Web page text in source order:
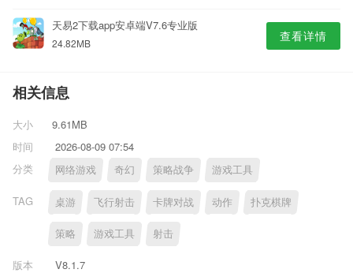
天易2下载app安卓端V7.6专业版
24.82MB 查看详情
相关信息
大小
9.61MB
时间
2026-08-09 07:54
分类
网络游戏 奇幻 策略战争 游戏工具
TAG 桌游 飞行射击 卡牌对战 动作 扑克棋牌
策略 游戏工具 射击
版本
V8.1.7